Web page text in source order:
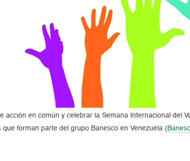
acción en común y celebrar la Semana Internacional del
forman parte del grupo Banesco en Venezuela (